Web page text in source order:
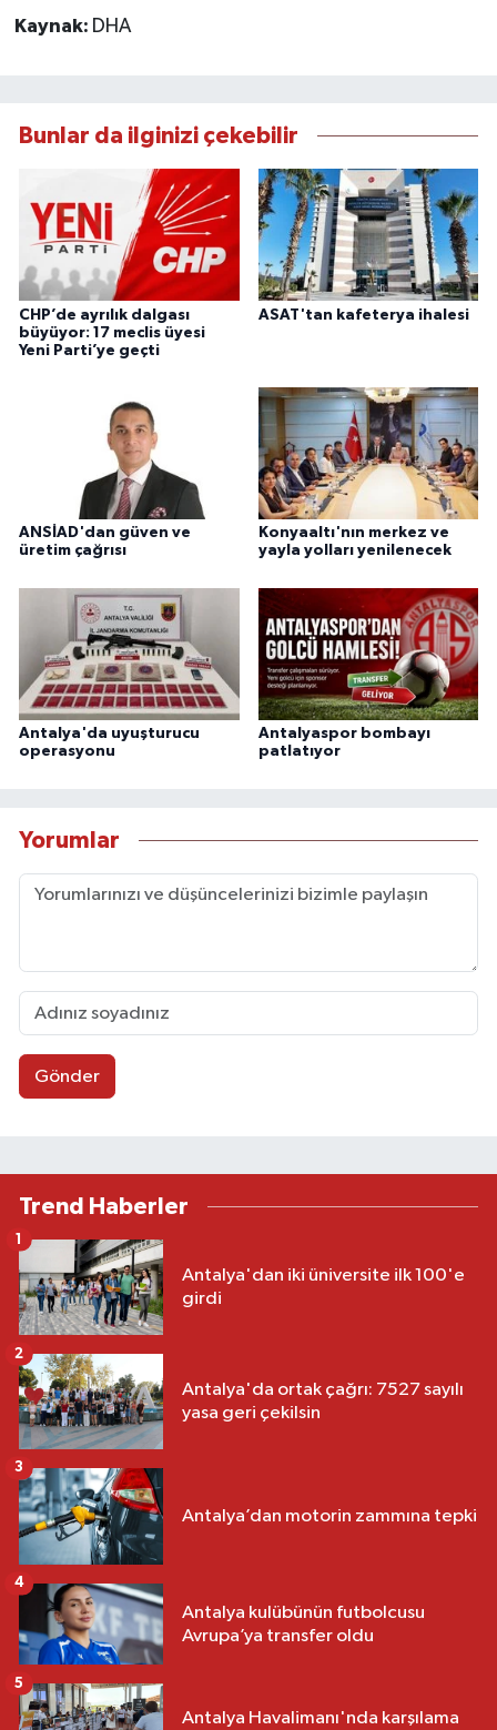
Kaynak: DHA
Bunlar da ilginizi çekebilir
CHP’de ayrılık dalgası
büyüyor: 17 meclis üyesi
Yeni Parti’ye geçti
ASAT'tan kafeterya ihalesi
ANSİAD'dan güven ve
üretim çağrısı
Konyaaltı'nın merkez ve
yayla yolları yenilenecek
Antalya'da uyuşturucu
operasyonu
Antalyaspor bombayı
patlatıyor
Yorumlar
Gönder
Trend Haberler
Antalya'dan iki üniversite ilk 100'e
girdi
1
Antalya'da ortak çağrı: 7527 sayılı
yasa geri çekilsin
2
Antalya’dan motorin zammına tepki
3
Antalya kulübünün futbolcusu
Avrupa’ya transfer oldu
4
Antalya Havalimanı'nda karşılama
5